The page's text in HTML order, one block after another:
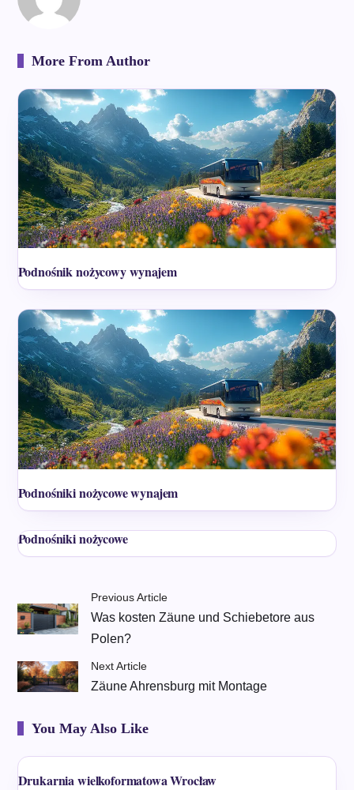
More From Author
Podnośnik nożycowy wynajem
Podnośniki nożycowe wynajem
Podnośniki nożycowe
Previous Article
Was kosten Zäune und Schiebetore aus
Polen?
Next Article
Zäune Ahrensburg mit Montage
You May Also Like
Drukarnia wielkoformatowa Wrocław